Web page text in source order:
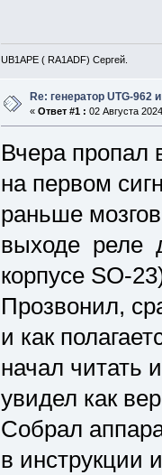
UB1APE ( RA1ADF) Сергей.
Re: генератор UTG-962
« Ответ #1 : 02 Августа
Вчера пропал
на первом
раньше
выходе реле
корпусе SO-
Прозвонил,
и как
начал читать
увидел как
Собрал
в